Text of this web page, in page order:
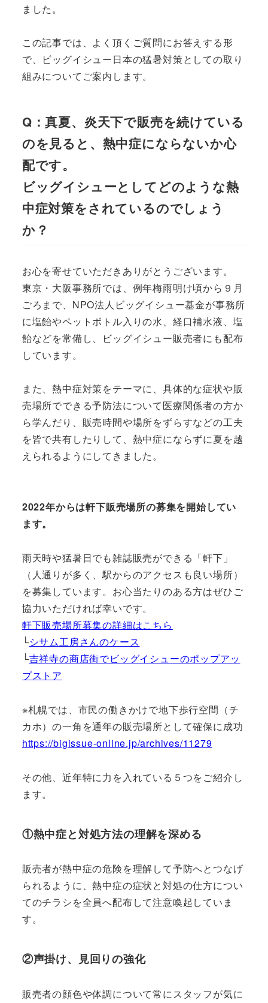
ました。
この記事では、よく頂くご質問にお答えする形
で、ビッグイシュー日本の猛暑対策としての取り
組みについてご案内します。
Q：真夏、炎天下で販売を続けている
のを見ると、熱中症にならないか心
配です。
ビッグイシューとしてどのような熱
中症対策をされているのでしょう
か？
お心を寄せていただきありがとうございます。
東京・大阪事務所では、例年梅雨明け頃から９月
ごろまで、NPO法人ビッグイシュー基金が事務所
に塩飴やペットボトル入りの水、経口補水液、塩
飴などを常備し、ビッグイシュー販売者にも配布
しています。
また、熱中症対策をテーマに、具体的な症状や販
売場所でできる予防法について医療関係者の方か
ら学んだり、販売時間や場所をずらすなどの工夫
を皆で共有したりして、熱中症にならずに夏を越
えられるようにしてきました。
2022年からは軒下販売場所の募集を開始してい
ます。
雨天時や猛暑日でも雑誌販売ができる「軒下」
（人通りが多く、駅からのアクセスも良い場所）
を募集しています。お心当たりのある方はぜひご
協力いただければ幸いです。
軒下販売場所募集の詳細はこちら
└シサム工房さんのケース
└吉祥寺の商店街でビッグイシューのポップアッ
プストア
※札幌では、市民の働きかけで地下歩行空間（チ
カホ）の一角を通年の販売場所として確保に成功
https://bigissue-online.jp/archives/11279
その他、近年特に力を入れている５つをご紹介し
ます。
①熱中症と対処方法の理解を深める
販売者が熱中症の危険を理解して予防へとつなげ
られるように、熱中症の症状と対処の仕方につい
てのチラシを全員へ配布して注意喚起していま
す。
②声掛け、見回りの強化
販売者の顔色や体調について常にスタッフが気に